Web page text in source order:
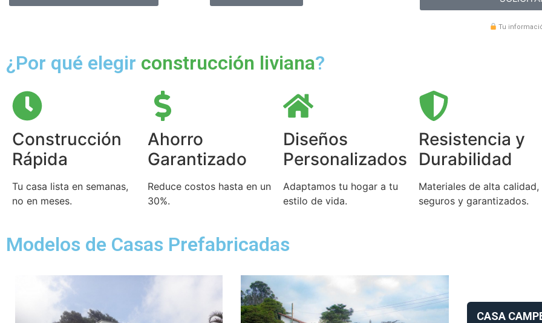
Tu
¿Por qué elegir construcción liviana?
Construcción
Rápida
Tu casa lista en semanas,
no en meses.
Ahorro
Garantizado
Reduce costos hasta en un
30%.
Diseños
Personalizados
Adaptamos tu hogar a tu
estilo de vida.
Resistencia y
Durabilidad
Materiales de alta calidad,
seguros y garantizados.
Modelos de Casas Prefabricadas
CASA